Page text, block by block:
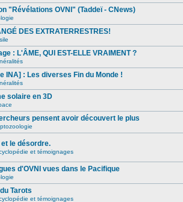
"Révélations OVNI" (Taddeï - CNews)
DES EXTRATERRESTRES!
: L'ÂME, QUI EST-ELLE VRAIMENT ?
INA] : Les diverses Fin du Monde !
solaire en 3D
pensent avoir découvert le plus
le désordre.
et témoignages
d'OVNI vues dans le Pacifique
Tarots
et témoignages